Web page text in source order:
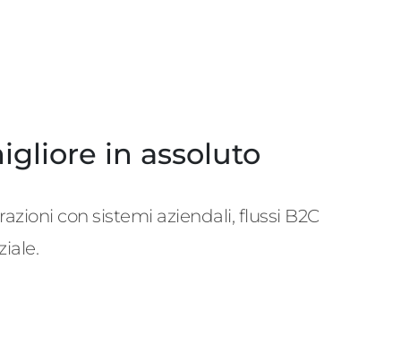
in assoluto
con sistemi aziendali, flussi B2C